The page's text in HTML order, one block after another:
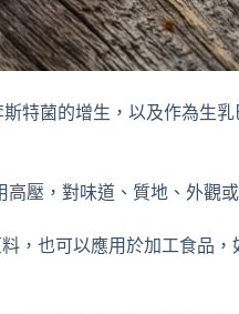
特菌的增生，以及作為生
壓，對味道、質地、外觀
，也可以應用於加工食品